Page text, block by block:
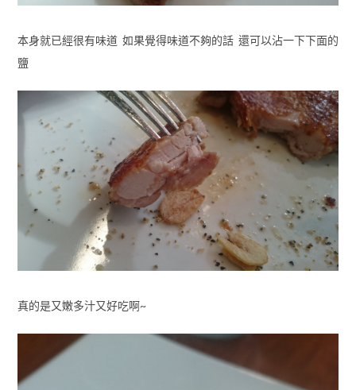
本身就已經很有味道 如果覺得味道不夠的話 還可以沾一下下面的
鹽
真的是又嫩多汁又好吃啊~